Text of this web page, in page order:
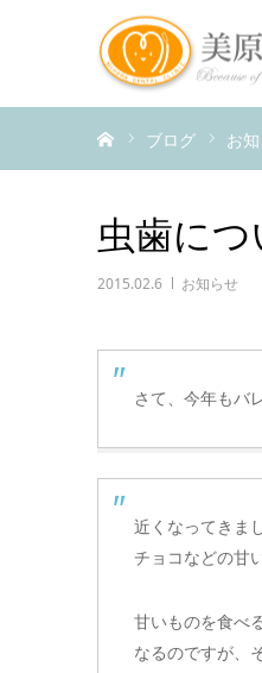
ブログ お
虫歯につ
2015.02.6 お知らせ
さて、今年もバ
近くなってきま
チョコなどの甘
甘いものを食べ
なるのですが、